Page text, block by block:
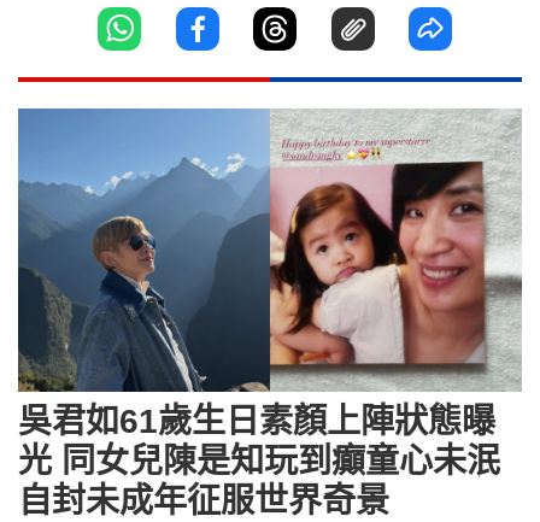
吳君如61歲生日素顏上陣狀態曝
光 同女兒陳是知玩到癲童心未泯
自封未成年征服世界奇景